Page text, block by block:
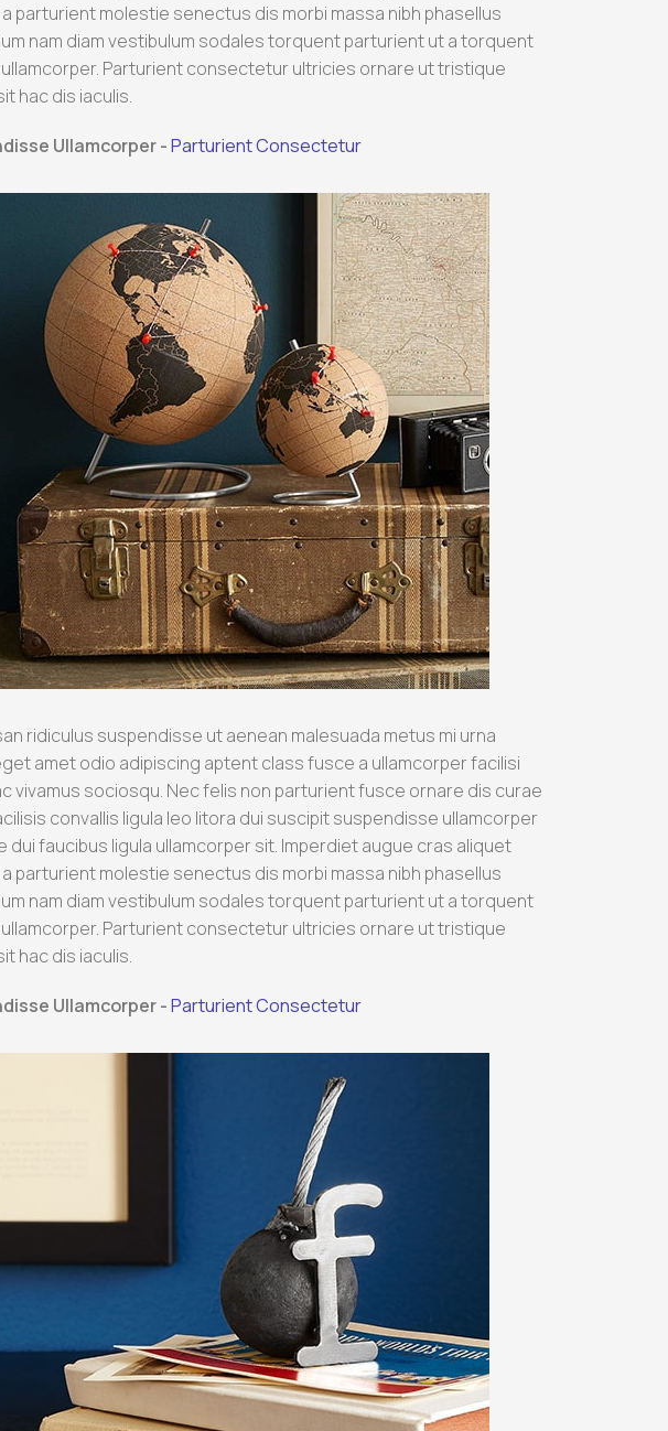
a parturient molestie senectus dis morbi massa nibh phasellus
nam diam vestibulum sodales torquent parturient ut a torquent
Parturient consectetur ultricies ornare ut tristique
hac dis iaculis.
Ullamcorper -Parturient Consectetur
ridiculus suspendisse ut aenean malesuada metus mi urna
amet odio adipiscing aptent class fusce a ullamcorper facilisi
vivamus sociosqu. Nec felis non parturient fusce ornare dis curae
convallis ligula leo litora dui suscipit suspendisse ullamcorper
dui faucibus ligula ullamcorper sit. Imperdiet augue cras aliquet
a parturient molestie senectus dis morbi massa nibh phasellus
nam diam vestibulum sodales torquent parturient ut a torquent
Parturient consectetur ultricies ornare ut tristique
hac dis iaculis.
Ullamcorper -Parturient Consectetur